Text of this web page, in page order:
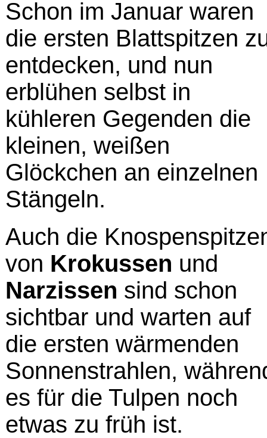
Schon im Januar waren
die ersten Blattspitzen
entdecken, und nun
erblühen selbst in
kühleren Gegenden die
kleinen, weißen
Glöckchen an einzelnen
Stängeln.
Auch die
von Krokussen und
Narzissen sind schon
sichtbar und warten auf
die ersten wärmenden
Sonnenstrahlen,
es für die Tulpen noch
etwas zu früh ist.